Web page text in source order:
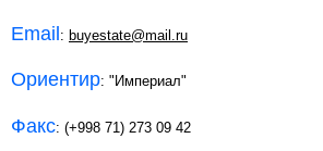
Email : buyestate@mail.ru
Ориентир: "Империал"
Факс: (+998 71) 273 09 42